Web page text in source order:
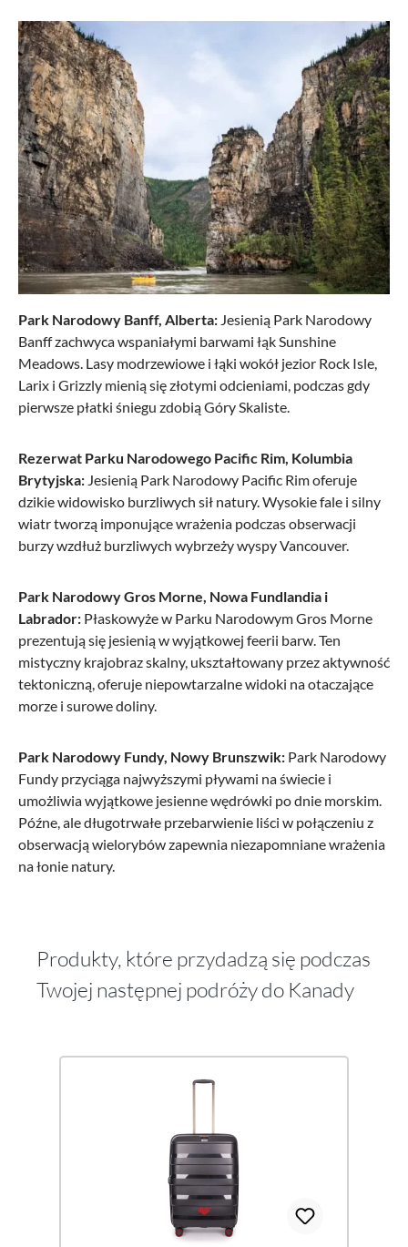
Park Narodowy Banff, Alberta: Jesienią Park Narodowy
Banff zachwyca wspaniałymi barwami łąk Sunshine
Meadows. Lasy modrzewiowe i łąki wokół jezior Rock Isle,
Larix i Grizzly mienią się złotymi odcieniami, podczas gdy
pierwsze płatki śniegu zdobią Góry Skaliste.
Rezerwat Parku Narodowego Pacific Rim, Kolumbia
Brytyjska: Jesienią Park Narodowy Pacific Rim oferuje
dzikie widowisko burzliwych sił natury. Wysokie fale i silny
wiatr tworzą imponujące wrażenia podczas obserwacji
burzy wzdłuż burzliwych wybrzeży wyspy Vancouver.
Park Narodowy Gros Morne, Nowa Fundlandia i
Labrador: Płaskowyże w Parku Narodowym Gros Morne
prezentują się jesienią w wyjątkowej feerii barw. Ten
mistyczny krajobraz skalny, ukształtowany przez aktywność
tektoniczną, oferuje niepowtarzalne widoki na otaczające
morze i surowe doliny.
Park Narodowy Fundy, Nowy Brunszwik: Park Narodowy
Fundy przyciąga najwyższymi pływami na świecie i
umożliwia wyjątkowe jesienne wędrówki po dnie morskim.
Późne, ale długotrwałe przebarwienie liści w połączeniu z
obserwacją wielorybów zapewnia niezapomniane wrażenia
na łonie natury.
Produkty, które przydadzą się podczas
Twojej następnej podróży do Kanady